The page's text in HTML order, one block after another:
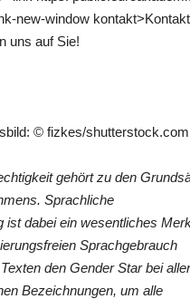
new-window
uns auf Sie!
© fizkes/shutterstock.com
gehört zu den
Sprachliche
ist dabei ein wesentliches
Sprachgebrauch
den Gender Star bei
Bezeichnungen, um alle